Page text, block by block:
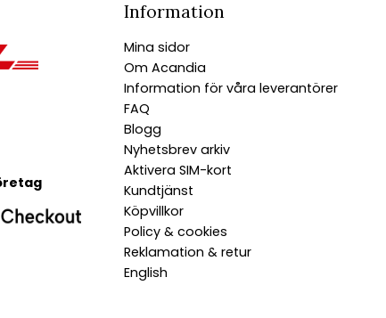
Information
Mina sidor
Om Acandia
Information för våra leverantörer
FAQ
Blogg
Nyhetsbrev arkiv
Aktivera SIM-kort
Kundtjänst
Köpvillkor
Policy & cookies
Reklamation & retur
English